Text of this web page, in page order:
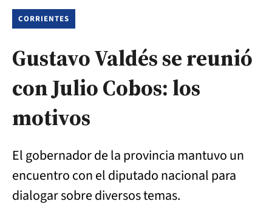
CORRIENTES
Gustavo Valdés se reunió
con Julio Cobos: los
motivos
El gobernador de la provincia mantuvo un
encuentro con el diputado nacional para
dialogar sobre diversos temas.